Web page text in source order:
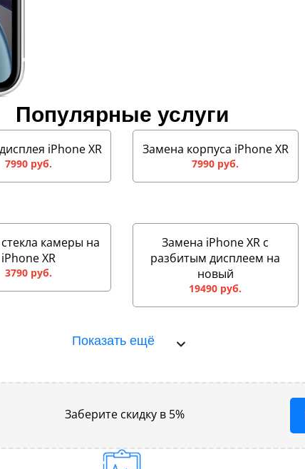
Популярные услуги
iPhone XR
7990 руб.
Замена корпуса iPhone XR
7990 руб.
камеры на
iPhone XR
3790 руб.
Замена iPhone XR с
разбитым дисплеем на
новый
19490 руб.
Показать ещё
Заберите скидку в 5%